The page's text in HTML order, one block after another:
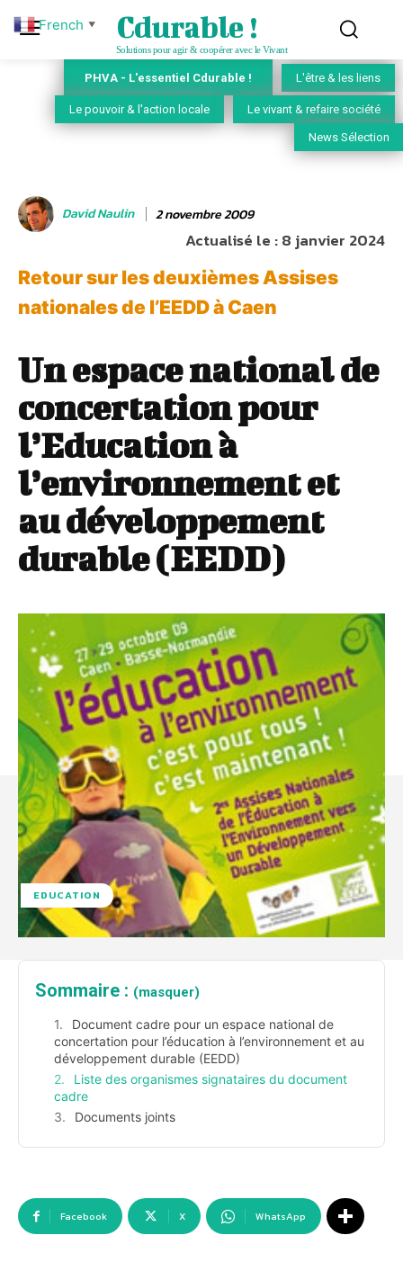
Cdurable !
Solutions pour agir & coopérer avec le Vivant
PHVA - L'essentiel Cdurable ! L'être & les liens
Le pouvoir & l'action locale Le vivant & refaire société
News Sélection
David Naulin 2 novembre 2009
Actualisé le :8 janvier 2024
Retour sur les deuxièmes Assises
nationales de l’EEDD à Caen
Un espace national de
concertation pour
l’Education à
l’environnement et
au développement
durable (EEDD)
EDUCATION
Sommaire : (masquer)
Document cadre pour un espace national de
concertation pour l’éducation à l’environnement et au
développement durable (EEDD)
Liste des organismes signataires du document
cadre
Documents joints
Facebook X WhatsApp
French ▼